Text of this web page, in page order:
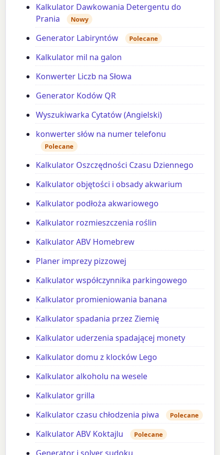
Kalkulator Dawkowania Detergentu do
Prania
Nowy
Generator Labiryntów Polecane
Kalkulator mil na galon
Konwerter Liczb na Słowa
Generator Kodów QR
Wyszukiwarka Cytatów (Angielski)
konwerter słów na numer telefonu
Polecane
Kalkulator Oszczędności Czasu Dziennego
Kalkulator objętości i obsady akwarium
Kalkulator podłoża akwariowego
Kalkulator rozmieszczenia roślin
Kalkulator ABV Homebrew
Planer imprezy pizzowej
Kalkulator współczynnika parkingowego
Kalkulator promieniowania banana
Kalkulator spadania przez Ziemię
Kalkulator uderzenia spadającej monety
Kalkulator domu z klocków Lego
Kalkulator alkoholu na wesele
Kalkulator grilla
Kalkulator czasu chłodzenia piwa
Polecane
Kalkulator ABV Koktajlu Polecane